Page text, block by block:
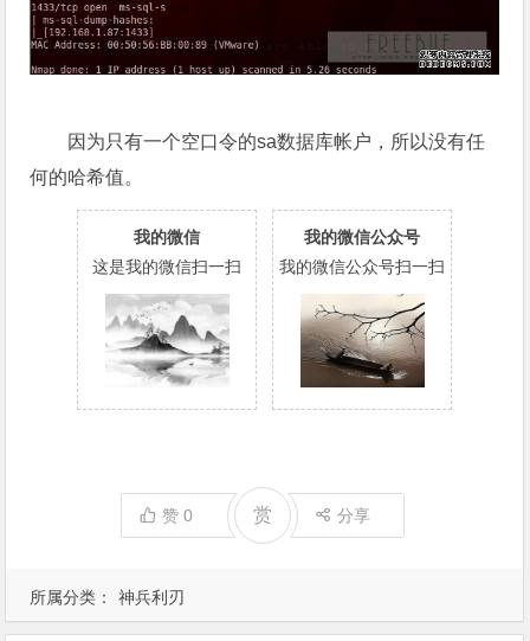
所属分类： 神兵利刃
因为只有一个空口令的sa数据库帐户，所以没有任
何的哈希值。
我的微信
这是我的微信扫一扫
我的微信公众号
我的微信公众号扫一扫
赞0 赏 分享